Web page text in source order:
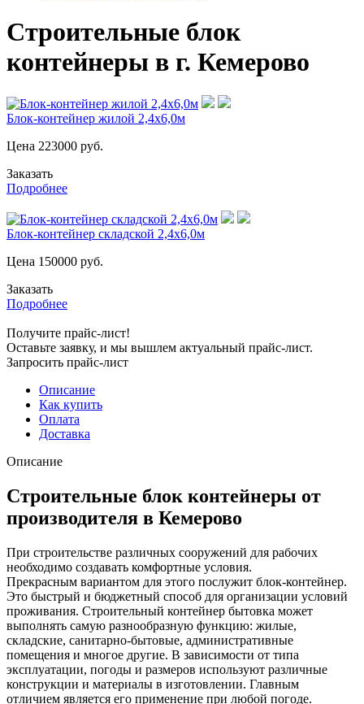
Строительные блок
контейнеры в г. Кемерово
Блок-контейнер жилой 2,4х6,0м
Цена 223000 руб.
Заказать
Подробнее
Блок-контейнер складской 2,4х6,0м
Цена 150000 руб.
Заказать
Подробнее
Получите прайс-лист!
Оставьте заявку, и мы вышлем актуальный прайс-лист.
Запросить прайс-лист
Описание
Как купить
Оплата
Доставка
Описание
Строительные блок контейнеры от
производителя в Кемерово
При строительстве различных сооружений для рабочих
необходимо создавать комфортные условия.
Прекрасным вариантом для этого послужит блок-контейнер.
Это быстрый и бюджетный способ для организации условий
проживания. Строительный контейнер бытовка может
выполнять самую разнообразную функцию: жилые,
складские, санитарно-бытовые, административные
помещения и многое другие. В зависимости от типа
эксплуатации, погоды и размеров используют различные
конструкции и материалы в изготовлении. Главным
отличием является его применение при любой погоде.